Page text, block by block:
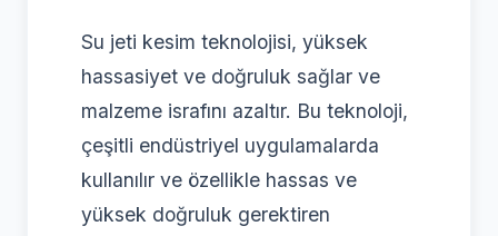
Su jeti kesim teknolojisi, yüksek
hassasiyet ve doğruluk sağlar ve
malzeme israfını azaltır. Bu teknoloji,
çeşitli endüstriyel uygulamalarda
kullanılır ve özellikle hassas ve
yüksek doğruluk gerektiren